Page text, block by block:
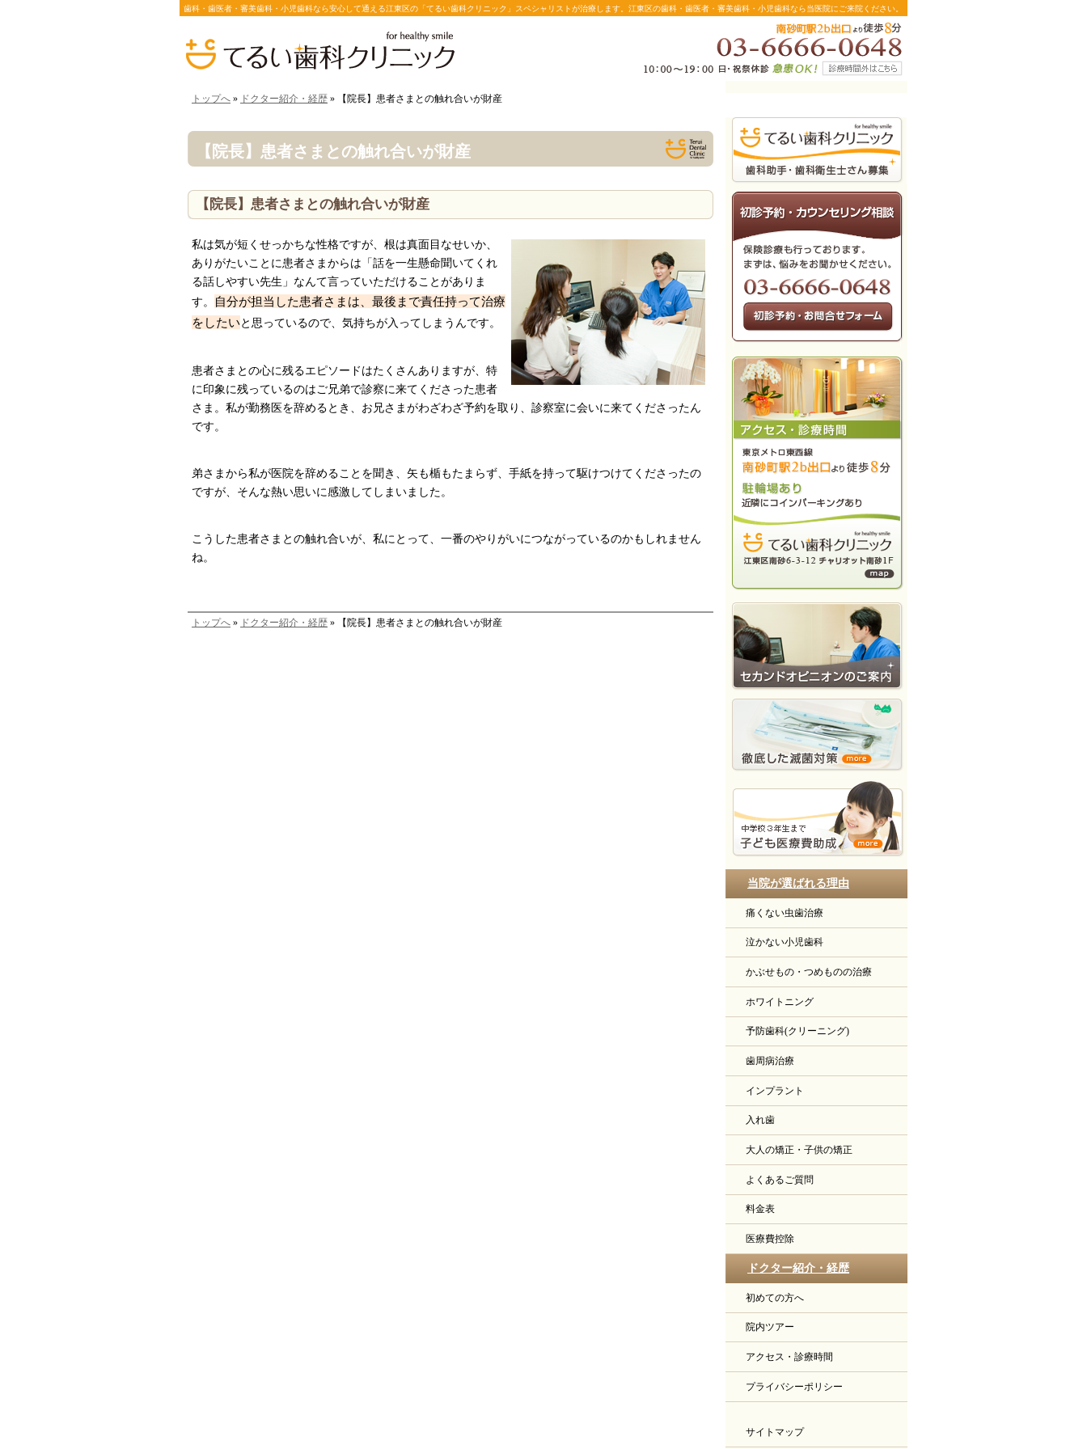
【院長】患者さまとの触れ合いが財産
スペシャリストが治療します。江東区の歯科・歯医者・審美歯科・小児歯科なら当医院にご来院ください。
歯科・歯医者・審美歯科・小児歯科なら安心して通える江東区の「てるい歯科クリニック」
トップへ » ドクター紹介・経歴 » 【院長】患者さまとの触れ合いが財産
【院長】患者さまとの触れ合いが財産
私は気が短くせっかちな性格ですが、根は真面目なせいか、
ありがたいことに患者さまからは「話を一生懸命聞いてくれ
る話しやすい先生」なんて言っていただけることがありま
す。
自分が担当した患者さまは、最後まで責任持って治療
をしたい と思っているので、気持ちが入ってしまうんです。
患者さまとの心に残るエピソードはたくさんありますが、特
に印象に残っているのはご兄弟で診察に来てくださった患者
さま。私が勤務医を辞めるとき、お兄さまがわざわざ予約を取り、診察室に会いに来てくださったん
です。
弟さまから私が医院を辞めることを聞き、矢も楯もたまらず、手紙を持って駆けつけてくださったの
ですが、そんな熱い思いに感激してしまいました。
こうした患者さまとの触れ合いが、私にとって、一番のやりがいにつながっているのかもしれません
ね。
トップへ » ドクター紹介・経歴 » 【院長】患者さまとの触れ合いが財産
当院が選ばれる理由
痛くない虫歯治療
泣かない小児歯科
かぶせもの・つめものの治療
ホワイトニング
予防歯科(クリーニング)
歯周病治療
インプラント
入れ歯
大人の矯正・子供の矯正
よくあるご質問
料金表
医療費控除
ドクター紹介・経歴
初めての方へ
院内ツアー
アクセス・診療時間
プライバシーポリシー
サイトマップ
コールバック予約